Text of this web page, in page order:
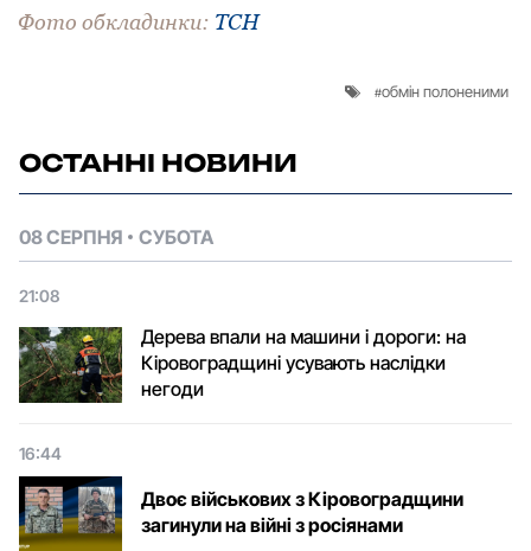
Фото обкладинки: ТСН
обмін полоненими
ОСТАННІ НОВИНИ
08 СЕРПНЯ СУБОТА
21:08
Дерева впали на машини і дороги: на
Кіровоградщині усувають наслідки
негоди
16:44
Двоє військових з Кіровоградщини
загинули на війні з росіянами